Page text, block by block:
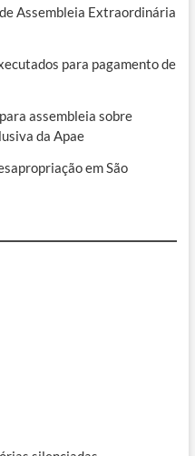
Assembleia Extraordinária
para pagamento de
assembleia sobre
da Apae
em São